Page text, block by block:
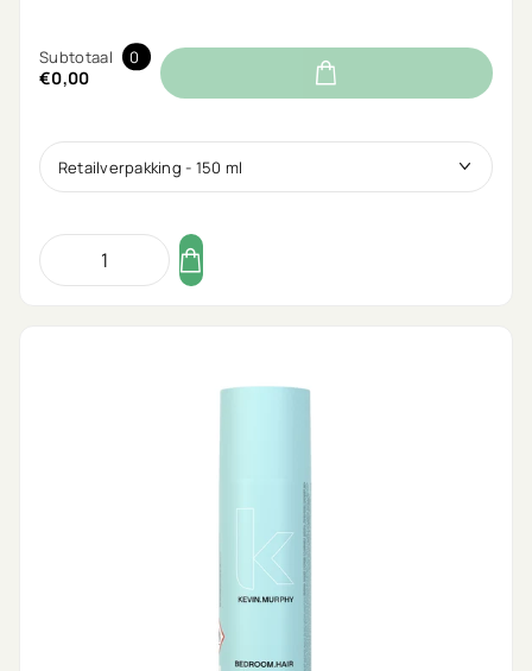
Subtotaal 0
€0,00